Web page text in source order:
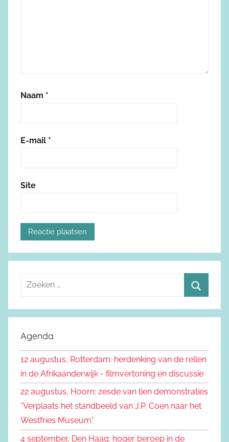
Naam *
E-mail *
Site
e
e
n
a
:
o
e
n
Agenda
12 augustus, Rotterdam: herdenking van de rellen
in de Afrikaanderwijk - filmvertoning en discussie
22 augustus, Hoorn: zesde van tien demonstraties
“Verplaats het standbeeld van J.P. Coen naar het
Westfries Museum”
4 september, Den Haag: hoger beroep in de